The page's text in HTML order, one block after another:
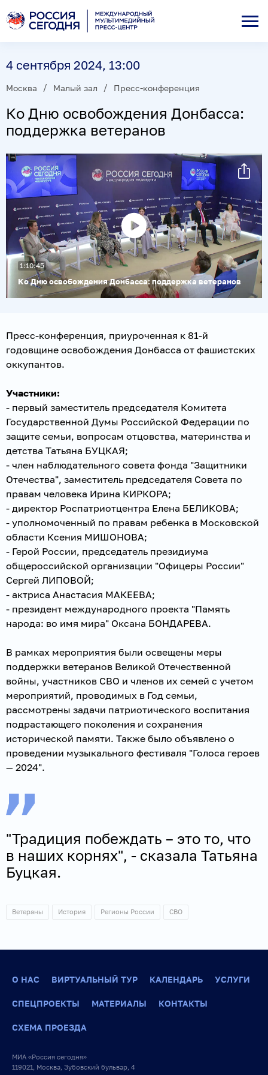
4 сентября 2024, 13:00
Москва Малый зал Пресс-конференция
Ко Дню освобождения Донбасса:
поддержка ветеранов
Воспроизвести
видео
Ко Дню освобождения Донбасса: поддержка ветеранов
1:10:45
Пресс-конференция, приуроченная к 81-й
годовщине освобождения Донбасса от фашистских
оккупантов.
Участники:
- первый заместитель председателя Комитета
Государственной Думы Российской Федерации по
защите семьи, вопросам отцовства, материнства и
детства Татьяна БУЦКАЯ;
- член наблюдательного совета фонда "Защитники
Отечества", заместитель председателя Совета по
правам человека Ирина КИРКОРА;
- директор Роспатриотцентра Елена БЕЛИКОВА;
- уполномоченный по правам ребенка в Московской
области Ксения МИШОНОВА;
- Герой России, председатель президиума
общероссийской организации "Офицеры России"
Сергей ЛИПОВОЙ;
- актриса Анастасия МАКЕЕВА;
- президент международного проекта "Память
народа: во имя мира" Оксана БОНДАРЕВА.
В рамках мероприятия были освещены меры
поддержки ветеранов Великой Отечественной
войны, участников СВО и членов их семей с учетом
мероприятий, проводимых в Год семьи,
рассмотрены задачи патриотического воспитания
подрастающего поколения и сохранения
исторической памяти. Также было объявлено о
проведении музыкального фестиваля "Голоса героев
— 2024".
"Традиция побеждать – это то, что
в наших корнях", - сказала Татьяна
Буцкая.
Ветераны История Регионы России СВО
О НАС ВИРТУАЛЬНЫЙ ТУР КАЛЕНДАРЬ УСЛУГИ
СПЕЦПРОЕКТЫ МАТЕРИАЛЫ КОНТАКТЫ
СХЕМА ПРОЕЗДА
МИА «Россия сегодня»
119021, Москва, Зубовский бульвар, 4